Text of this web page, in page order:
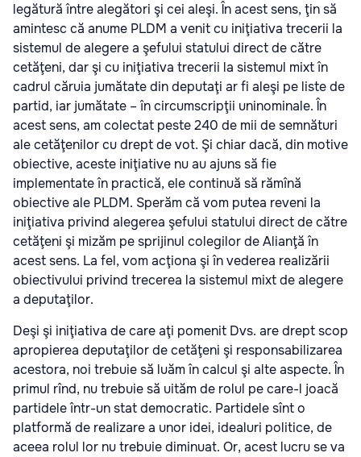
legătură între alegători şi cei aleşi. În acest sens, ţin să
amintesc că anume PLDM a venit cu iniţiativa trecerii la
sistemul de alegere a şefului statului direct de către
cetăţeni, dar şi cu iniţiativa trecerii la sistemul mixt în
cadrul căruia jumătate din deputaţi ar fi aleşi pe liste de
partid, iar jumătate – în circumscripţii uninominale. În
acest sens, am colectat peste 240 de mii de semnături
ale cetăţenilor cu drept de vot. Şi chiar dacă, din motive
obiective, aceste iniţiative nu au ajuns să fie
implementate în practică, ele continuă să rămînă
obiective ale PLDM. Sperăm că vom putea reveni la
iniţiativa privind alegerea şefului statului direct de către
cetăţeni şi mizăm pe sprijinul colegilor de Alianţă în
acest sens. La fel, vom acţiona şi în vederea realizării
obiectivului privind trecerea la sistemul mixt de alegere
a deputaţilor.
Deşi şi iniţiativa de care aţi pomenit Dvs. are drept scop
apropierea deputaţilor de cetăţeni şi responsabilizarea
acestora, noi trebuie să luăm în calcul şi alte aspecte. În
primul rînd, nu trebuie să uităm de rolul pe care-l joacă
partidele într-un stat democratic. Partidele sînt o
platformă de realizare a unor idei, idealuri politice, de
aceea rolul lor nu trebuie diminuat. Or, acest lucru se va